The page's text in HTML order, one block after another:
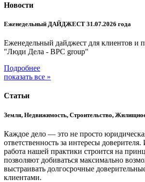
Новости
Еженедельный ДАЙДЖЕСТ 31.07.2026 года
Еженедельный дайджест для клиентов и
"Люди Дела - BPC group"
Подробнее
показать все »
Статьи
Земля, Недвижимость, Строительство,
Каждое дело — это не просто
ответственность за интересы
работа нашей практики строится на
позволяют добиваться максимально
выстраивать долгосрочные
клиентами.